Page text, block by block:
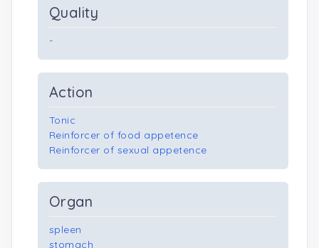
Quality
-
Action
Tonic
Reinforcer of food appetence
Reinforcer of sexual appetence
Organ
spleen
stomach